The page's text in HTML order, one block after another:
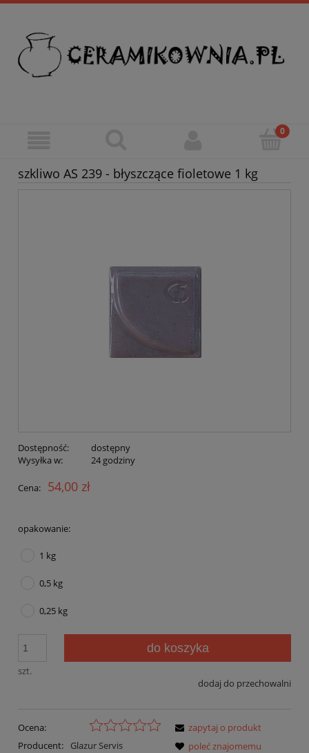
szkliwo AS 239 - błyszczące fioletowe 1 kg
Dostępność:
dostępny
Wysyłka w:
24 godziny
Cena: 54,00 zł
opakowanie:
1 kg
0,5 kg
0,25 kg
szt.
do koszyka
dodaj do przechowalni
Ocena:
Producent:
Glazur Servis
zapytaj o produkt
poleć znajomemu